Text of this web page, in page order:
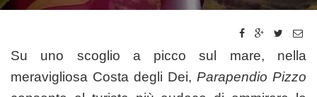
Su uno scoglio a picco sul mare, nella
meravigliosa Costa degli Dei, Parapendio Pizzo